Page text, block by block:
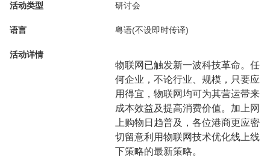
活动类型 研讨会
语言 粤语(不设即时传译)
活动详情
物联网已触发新一波科技革命。任
何企业，不论行业、规模，只要应
用得宜，物联网均可为其营运带来
成本效益及提高消费价值。加上网
上购物日趋普及，各位港商更应密
切留意利用物联网技术优化线上线
下策略的最新策略。